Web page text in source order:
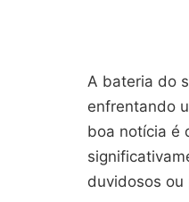
A bateria do
enfrentando
boa notícia é
duvidosos ou